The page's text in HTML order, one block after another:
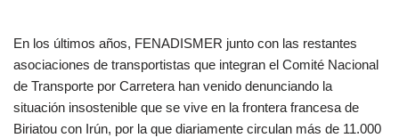
En los últimos años, FENADISMER junto con las restantes
asociaciones de transportistas que integran el Comité Nacional
de Transporte por Carretera han venido denunciando la
situación insostenible que se vive en la frontera francesa de
Biriatou con Irún, por la que diariamente circulan más de 11.000